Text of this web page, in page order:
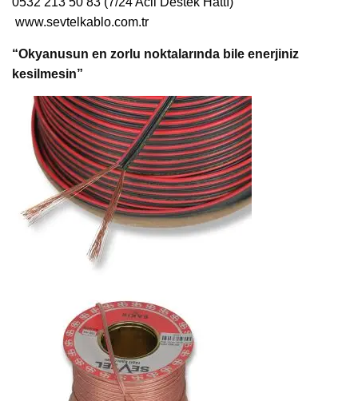
www.sevtelkablo.com.tr
“Okyanusun en zorlu noktalarında bile enerjiniz
kesilmesin”